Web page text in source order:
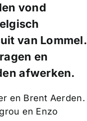
vond
van Lommel.
en
afwerken.
en Brent Aerden.
en Enzo